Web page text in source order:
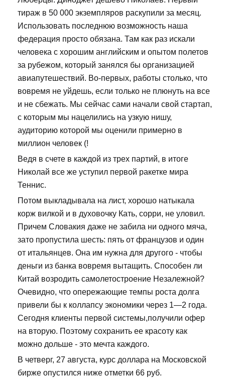
тираж в 50 000 экземпляров раскупили за месяц.
Использовать последнюю возможность наша
федерация просто обязана. Там как раз искали
человека с хорошим английским и опытом полетов
за рубежом, который занялся бы организацией
авиапутешествий. Во-первых, работы столько, что
вовремя не уйдешь, если только не плюнуть на все
и не сбежать. Мы сейчас сами начали свой стартап,
с которым мы нацелились на узкую нишу,
аудиторию которой мы оценили примерно в
миллион человек (!
Ведя в счете в каждой из трех партий, в итоге
Николай все же уступил первой ракетке мира
Теннис.
Потом выкладывала на лист, хорошо натыкала
корж вилкой и в духовочку Кать, сорри, не уловил.
Причем Словакия даже не забила ни одного мяча,
зато пропустила шесть: пять от французов и один
от итальянцев. Она им нужна для другого - чтобы
деньги из банка вовремя вытащить. Способен ли
Китай возродить самолетостроение Незалежной?
Очевидно, что опережающие темпы роста долга
привели бы к коллапсу экономики через 1—2 года.
Сегодня клиенты первой системы,получили офер
на вторую. Поэтому сохранить ее красоту как
можно дольше - это мечта каждого.
В четверг, 27 августа, курс доллара на Московской
бирже опустился ниже отметки 66 руб.